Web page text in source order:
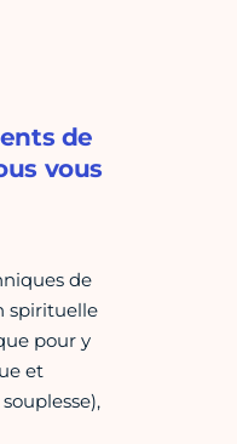
de
vous
de
spirituelle
pour y
et